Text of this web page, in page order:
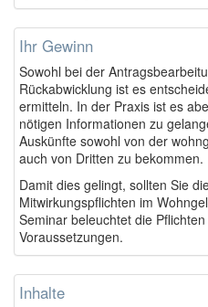
Ihr Gewinn
Sowohl bei der
Rückabwicklung ist es
ermitteln. In der Praxis ist es
nötigen Informationen zu
Auskünfte sowohl von der
auch von Dritten zu bekommen.
Damit dies gelingt, sollten Sie
Mitwirkungspflichten im
Seminar beleuchtet die
Voraussetzungen.
Inhalte